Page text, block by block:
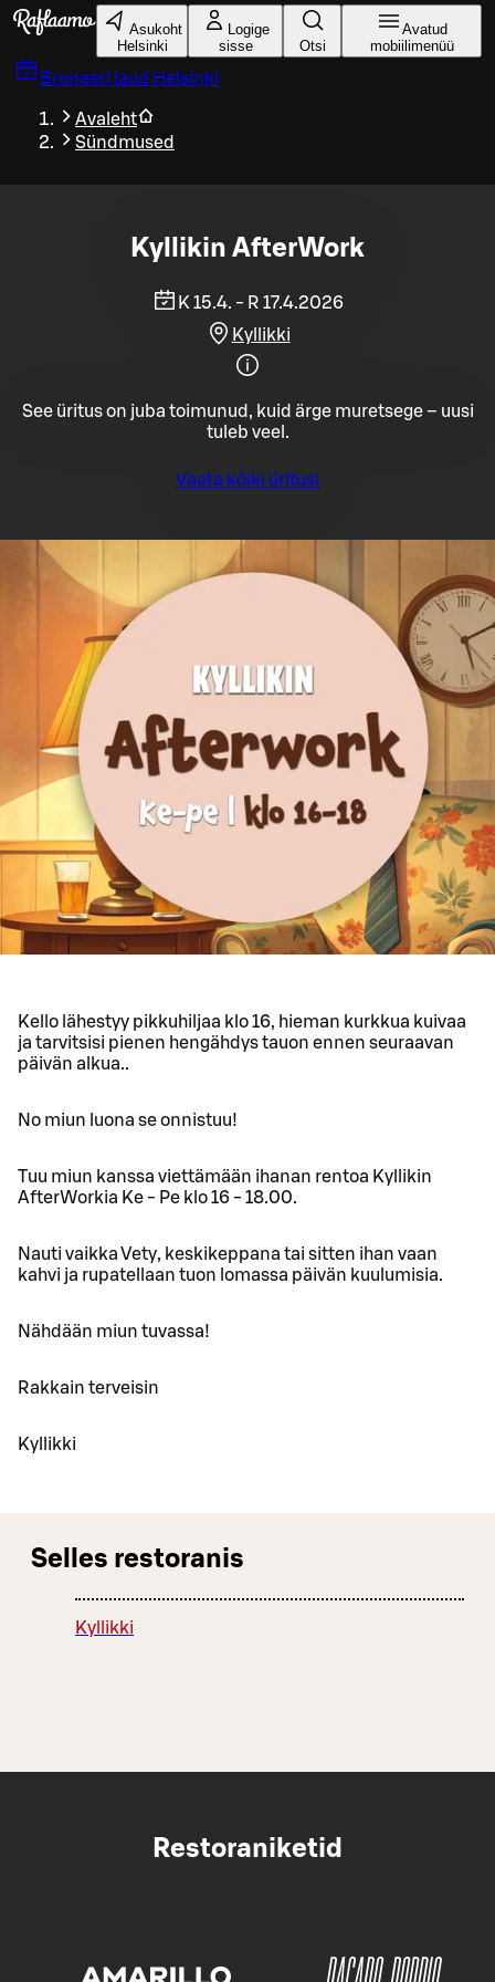
Liigu peamise sisu juurde
Asukoht
Helsinki
Logige
sisse
Otsi
Avatud
mobiilimenüü
Broneeri laud Helsinki
Avaleht
Sündmused
Kyllikin AfterWork
K 15.4. - R 17.4.2026
Kyllikki
See üritus on juba toimunud, kuid ärge muretsege – uusi
tuleb veel.
Vaata kõiki üritusi
Kello lähestyy pikkuhiljaa klo 16, hieman kurkkua kuivaa
ja tarvitsisi pienen hengähdys tauon ennen seuraavan
päivän alkua..
No miun luona se onnistuu!
Tuu miun kanssa viettämään ihanan rentoa Kyllikin
AfterWorkia Ke - Pe klo 16 - 18.00.
Nauti vaikka Vety, keskikeppana tai sitten ihan vaan
kahvi ja rupatellaan tuon lomassa päivän kuulumisia.
Nähdään miun tuvassa!
Rakkain terveisin
Kyllikki
Selles restoranis
Kyllikki
Restoraniketid